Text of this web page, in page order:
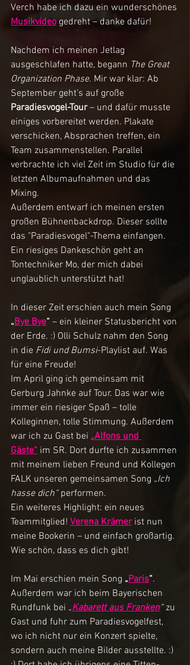
Verch habe ich dazu ein wunderschönes
Musikvideo gedreht – danke dafür!
Nachdem ich meinen Jetlag
ausgeschlafen hatte, begann The Great
Organization Phase. Mir war klar: Ab
September geht’s auf große
Paradiesvogel-Tour – und dafür musste
einiges vorbereitet werden. Plakate
verschicken, Absprachen treffen, ein
Team zusammenstellen. Parallel
verbrachte ich viel Zeit im Studio für die
letzten Albumaufnahmen und das
Mixing.
Außerdem entwarf ich meinen ersten
großen Bühnenbackdrop. Dieser sollte
das "Paradiesvogel"-Thema einfangen.
Ein riesiges Dankeschön geht an
Tontechniker Mo, der mich dabei
unglaublich unterstützt hat!
In dieser Zeit erschien auch mein Song
„Bye Bye“ – ein kleiner Statusbericht von
der Erde. :) Olli Schulz nahm den Song
in die Fidi und Bumsi-Playlist auf. Was
für eine Freude!
Im April ging ich gemeinsam mit
Gerburg Jahnke auf Tour. Das war wie
immer ein riesiger Spaß – tolle
Kolleginnen, tolle Stimmung. Außerdem
war ich zu Gast bei „Alfons und
Gäste“ im SR. Dort durfte ich zusammen
mit meinem lieben Freund und Kollegen
FALK unseren gemeinsamen Song „Ich
hasse dich“ performen.
Ein weiteres Highlight: ein neues
Teammitglied! Verena Krämer ist nun
meine Bookerin – und einfach großartig.
Wie schön, dass es dich gibt!
Im Mai erschien mein Song „Paris“.
Außerdem war ich beim Bayerischen
Rundfunk bei „Kabarett aus Franken“ zu
Gast und fuhr zum Paradiesvogelfest,
wo ich nicht nur ein Konzert spielte,
sondern auch meine Bilder ausstellte. :)